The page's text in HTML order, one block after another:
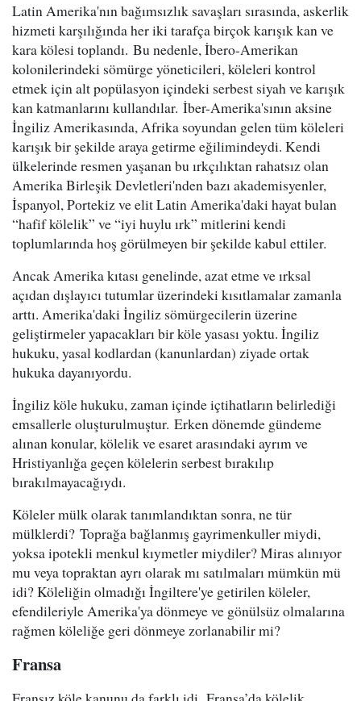
Latin Amerika'nın bağımsızlık savaşları sırasında, askerlik
hizmeti karşılığında her iki tarafça birçok karışık kan ve
kara kölesi toplandı. Bu nedenle, İbero-Amerikan
kolonilerindeki sömürge yöneticileri, köleleri kontrol
etmek için alt popülasyon içindeki serbest siyah ve karışık
kan katmanlarını kullandılar. İber-Amerika'sının aksine
İngiliz Amerikasında, Afrika soyundan gelen tüm köleleri
karışık bir şekilde araya getirme eğilimindeydi. Kendi
ülkelerinde resmen yaşanan bu ırkçılıktan rahatsız olan
Amerika Birleşik Devletleri'nden bazı akademisyenler,
İspanyol, Portekiz ve elit Latin Amerika'daki hayat bulan
“hafif kölelik” ve “iyi huylu ırk” mitlerini kendi
toplumlarında hoş görülmeyen bir şekilde kabul ettiler.
Ancak Amerika kıtası genelinde, azat etme ve ırksal
açıdan dışlayıcı tutumlar üzerindeki kısıtlamalar zamanla
arttı. Amerika'daki İngiliz sömürgecilerin üzerine
geliştirmeler yapacakları bir köle yasası yoktu. İngiliz
hukuku, yasal kodlardan (kanunlardan) ziyade ortak
hukuka dayanıyordu.
İngiliz köle hukuku, zaman içinde içtihatların belirlediği
emsallerle oluşturulmuştur. Erken dönemde gündeme
alınan konular, kölelik ve esaret arasındaki ayrım ve
Hristiyanlığa geçen kölelerin serbest bırakılıp
bırakılmayacağıydı.
Köleler mülk olarak tanımlandıktan sonra, ne tür
mülklerdi? Toprağa bağlanmış gayrimenkuller miydi,
yoksa ipotekli menkul kıymetler miydiler? Miras alınıyor
mu veya topraktan ayrı olarak mı satılmaları mümkün mü
idi? Köleliğin olmadığı İngiltere'ye getirilen köleler,
efendileriyle Amerika'ya dönmeye ve gönülsüz olmalarına
rağmen köleliğe geri dönmeye zorlanabilir mi?
Fransa